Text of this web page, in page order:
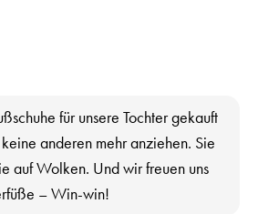
für unsere Tochter gekauft
anderen mehr anziehen. Sie
auf Wolken. Und wir freuen uns
– Win-win!